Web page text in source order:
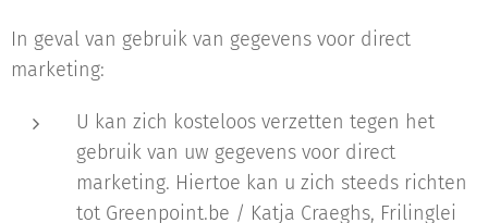
In geval van gebruik van gegevens voor direct
marketing:
U kan zich kosteloos verzetten tegen het
gebruik van uw gegevens voor direct
marketing. Hiertoe kan u zich steeds richten
tot Greenpoint.be / Katja Craeghs, Frilinglei